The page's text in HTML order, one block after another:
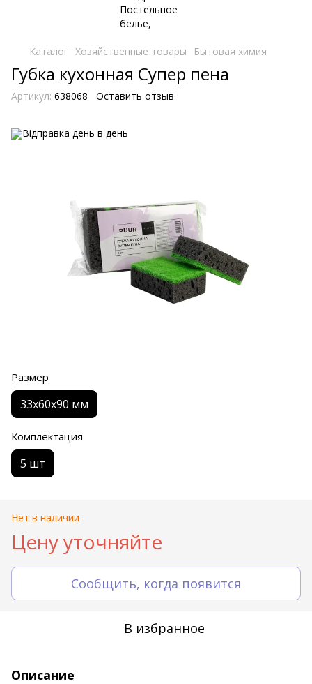
Каталог Хозяйственные товары Бытовая химия
Губка кухонная Супер пена
Артикул: 638068 Оставить отзыв
Размер
33х60х90 мм
Комплектация
5 шт
Нет в наличии
Цену уточняйте
Сообщить, когда появится
В избранное
Описание